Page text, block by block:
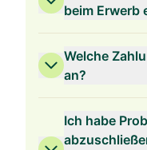
3 Jahre
beim Erwerb
Welche
an?
Ich habe